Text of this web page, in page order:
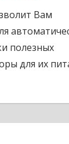
Вам
полезных
для их